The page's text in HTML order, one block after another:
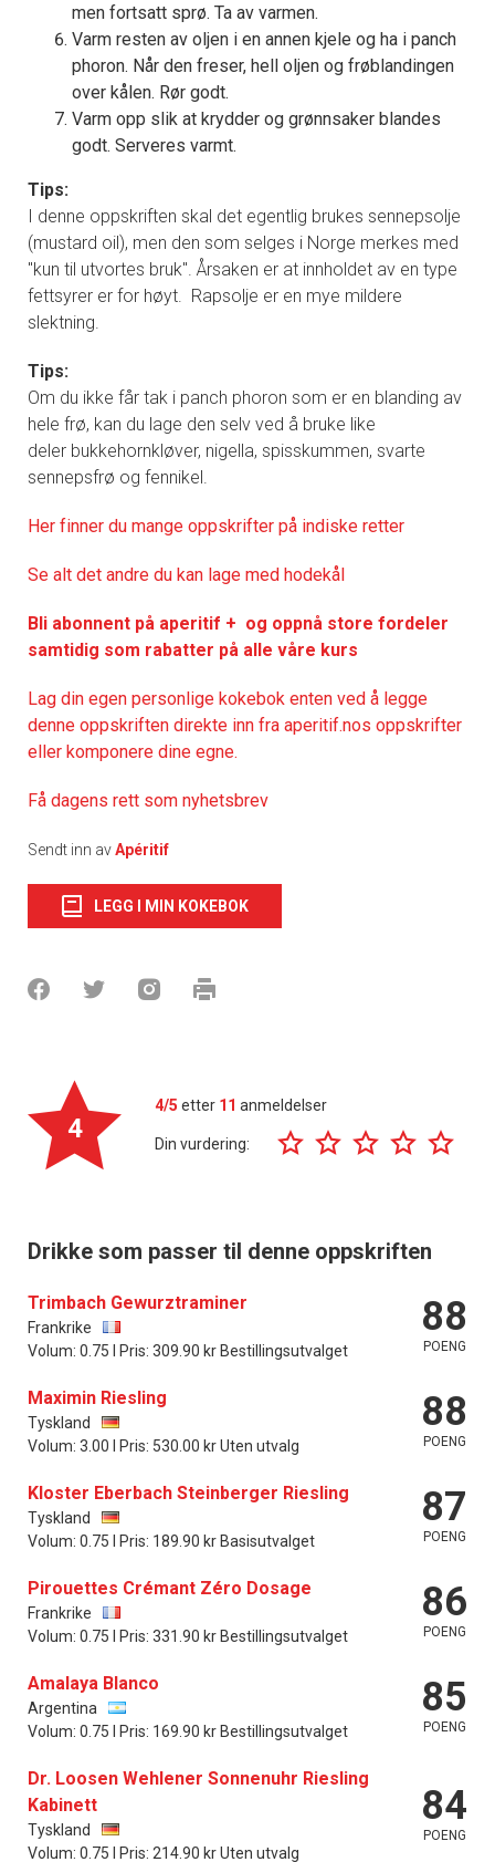
men fortsatt sprø. Ta av varmen.
Varm resten av oljen i en annen kjele og ha i panch
phoron. Når den freser, hell oljen og frøblandingen
over kålen. Rør godt.
Varm opp slik at krydder og grønnsaker blandes
godt. Serveres varmt.
Tips:
I denne oppskriften skal det egentlig brukes sennepsolje
(mustard oil), men den som selges i Norge merkes med
"kun til utvortes bruk". Årsaken er at innholdet av en type
fettsyrer er for høyt. Rapsolje er en mye mildere
slektning.
Tips:
Om du ikke får tak i panch phoron som er en blanding av
hele frø, kan du lage den selv ved å bruke like
deler bukkehornkløver, nigella, spisskummen, svarte
sennepsfrø og fennikel.
Her finner du mange oppskrifter på indiske retter
Se alt det andre du kan lage med hodekål
Bli abonnent på aperitif + og oppnå store fordeler
samtidig som rabatter på alle våre kurs
Lag din egen personlige kokebok enten ved å legge
denne oppskriften direkte inn fra aperitif.nos oppskrifter
eller komponere dine egne.
Få dagens rett som nyhetsbrev
Sendt inn avApéritif
LEGG I MIN KOKEBOK
4
4/5 etter 11 anmeldelser
Din vurdering:
Drikke som passer til denne oppskriften
Trimbach Gewurztraminer
Frankrike
Volum: 0.75 l Pris: 309.90 kr Bestillingsutvalget
88
POENG
Maximin Riesling
Tyskland
Volum: 3.00 l Pris: 530.00 kr Uten utvalg
88
POENG
Kloster Eberbach Steinberger Riesling
Tyskland
Volum: 0.75 l Pris: 189.90 kr Basisutvalget
87
POENG
Pirouettes Crémant Zéro Dosage
Frankrike
Volum: 0.75 l Pris: 331.90 kr Bestillingsutvalget
86
POENG
Amalaya Blanco
Argentina
Volum: 0.75 l Pris: 169.90 kr Bestillingsutvalget
85
POENG
Dr. Loosen Wehlener Sonnenuhr Riesling
Kabinett
Tyskland
Volum: 0.75 l Pris: 214.90 kr Uten utvalg
84
POENG